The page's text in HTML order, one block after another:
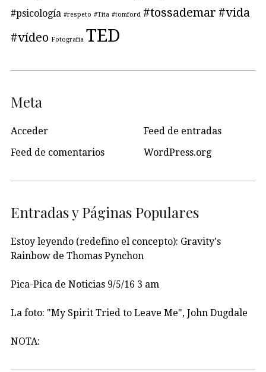
#psicología #respeto #Tita #tomford #tossademar #vida
#vídeo Fotografía TED
Meta
Acceder
Feed de entradas
Feed de comentarios
WordPress.org
Entradas y Páginas Populares
Estoy leyendo (redefino el concepto): Gravity's
Rainbow de Thomas Pynchon
Pica-Pica de Noticias 9/5/16 3 am
La foto: "My Spirit Tried to Leave Me", John Dugdale
NOTA: